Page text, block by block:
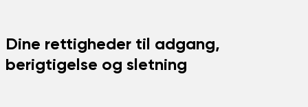
Dine rettigheder til adgang,
berigtigelse og sletning